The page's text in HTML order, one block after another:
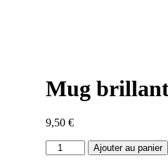
Mug
9,50 €
Ajouter au panier